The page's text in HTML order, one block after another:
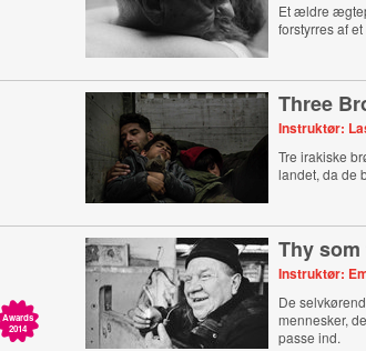
Et ældre
forstyrres af
Three
Instruktør:
Tre irakiske
landet, da de
Awards
2014
Thy
Instruktør:
De
mennesker,
passe ind.